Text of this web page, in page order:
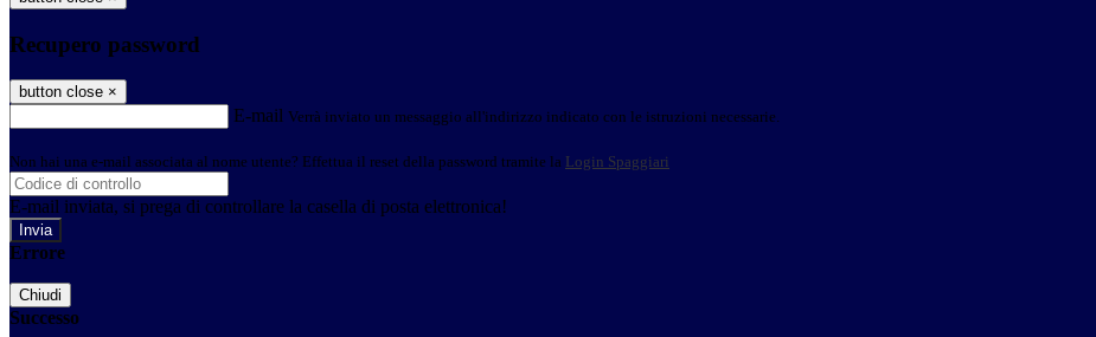
Recupero password
button close ×
E-mail Verrà inviato un messaggio all'indirizzo indicato con le istruzioni necessarie.
Non hai una e-mail associata al nome utente? Effettua il reset della password tramite la Login Spaggiari
E-mail inviata, si prega di controllare la casella di posta elettronica!
Errore
Chiudi
Successo